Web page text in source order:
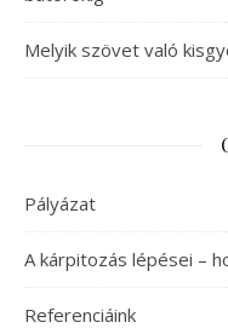
Melyik szövet való
Pályázat
A kárpitozás lépései –
Referenciáink